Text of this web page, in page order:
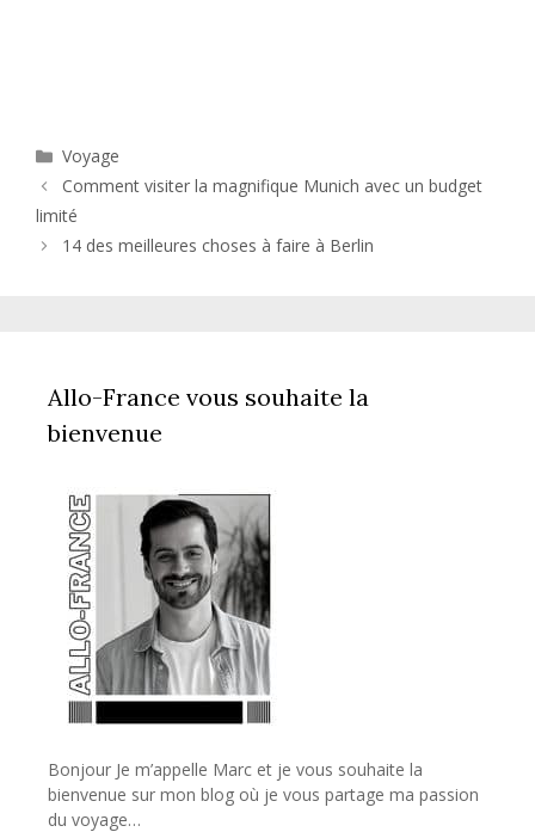
Catégories
Voyage
Comment visiter la magnifique Munich avec un budget
limité
14 des meilleures choses à faire à Berlin
Allo-France vous souhaite la
bienvenue
Bonjour Je m’appelle Marc et je vous souhaite la
bienvenue sur mon blog où je vous partage ma passion
du voyage…